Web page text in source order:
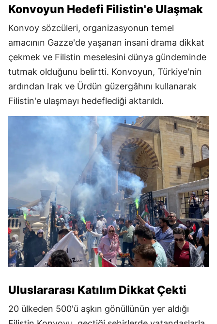
Konvoyun Hedefi Filistin'e Ulaşmak
Konvoy sözcüleri, organizasyonun temel
amacının Gazze'de yaşanan insani drama dikkat
çekmek ve Filistin meselesini dünya gündeminde
tutmak olduğunu belirtti. Konvoyun, Türkiye'nin
ardından Irak ve Ürdün güzergâhını kullanarak
Filistin'e ulaşmayı hedeflediği aktarıldı.
Uluslararası Katılım Dikkat Çekti
20 ülkeden 500'ü aşkın gönüllünün yer aldığı